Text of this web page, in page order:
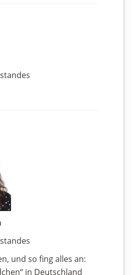
und so fing alles an:
in Deutschland